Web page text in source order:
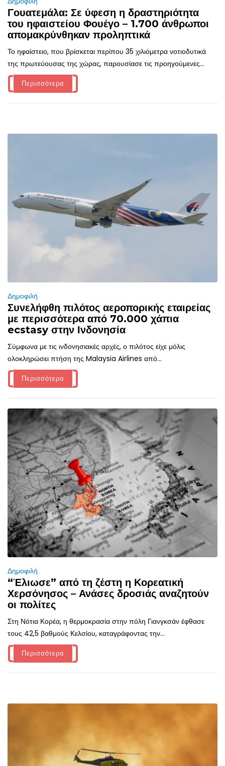
Γουατεμάλα: Σε ύφεση η δραστηριότητα
του ηφαιστείου Φουέγο – 1.700 άνθρωποι
απομακρύνθηκαν προληπτικά
Το ηφαίστειο, που βρίσκεται περίπου 35 χιλιόμετρα νοτιοδυτικά
της πρωτεύουσας της χώρας, παρουσίασε τις προηγούμενες...
Περισσότερα
Δημοφιλή
Συνελήφθη πιλότος αεροπορικής εταιρείας
με περισσότερα από 70.000 χάπια
ecstasy στην Ινδονησία
Σύμφωνα με τις ινδονησιακές αρχές, ο πιλότος είχε μόλις
ολοκληρώσει πτήση της Malaysia Airlines από...
Περισσότερα
Δημοφιλή
“Έλιωσε” από τη ζέστη η Κορεατική
Χερσόνησος – Ανάσες δροσιάς αναζητούν
οι πολίτες
Στη Νότια Κορέα, η θερμοκρασία στην πόλη Γιανγκσάν έφθασε
τους 42,5 βαθμούς Κελσίου, καταγράφοντας την...
Περισσότερα